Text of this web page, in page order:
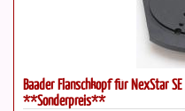
Baader Flanschkopf für NexStar
**Sonderpreis**